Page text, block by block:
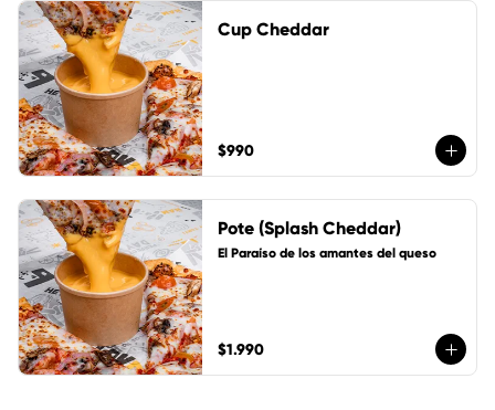
Cup Cheddar
$990
Pote (Splash Cheddar)
El Paraíso de los amantes del queso
$1.990